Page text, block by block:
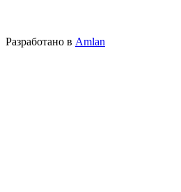
Разработано в Amlan